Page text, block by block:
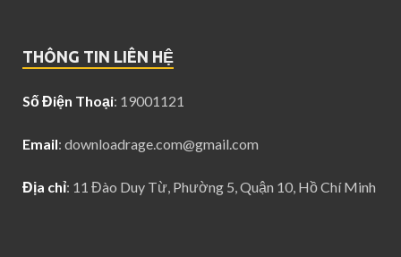
THÔNG TIN LIÊN HỆ
Số Điện Thoại: 19001121
Email: downloadrage.com@gmail.com
Địa chỉ: 11 Đào Duy Từ, Phường 5, Quận 10, Hồ Chí Minh